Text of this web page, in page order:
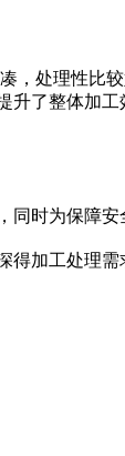
，处理性比
了整体加工
同时为保障
得加工处理需